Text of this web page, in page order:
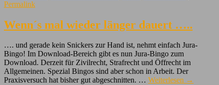
Permalink
Wenn´s mal wieder länger dauert …..
…. und gerade kein Snickers zur Hand ist, nehmt einfach Jura-
Bingo! Im Download-Bereich gibt es nun Jura-Bingo zum
Download. Derzeit für Zivilrecht, Strafrecht und Öffrecht im
Allgemeinen. Spezial Bingos sind aber schon in Arbeit. Der
Praxisversuch hat bisher gut abgeschnitten. … Weiterlesen →